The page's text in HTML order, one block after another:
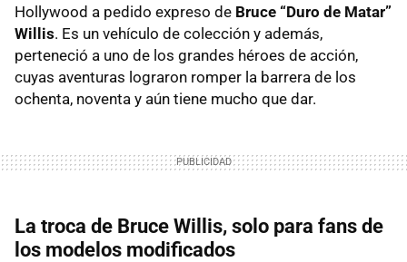
Hollywood a pedido expreso de Bruce “Duro de Matar”
Willis. Es un vehículo de colección y además,
perteneció a uno de los grandes héroes de acción,
cuyas aventuras lograron romper la barrera de los
ochenta, noventa y aún tiene mucho que dar.
La troca de Bruce Willis, solo para fans de
los modelos modificados